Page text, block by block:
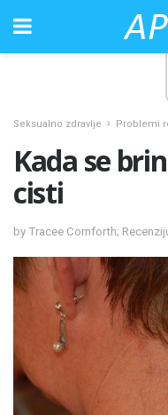
Seksualno zdravlje Problemi
Kada se
cisti
by Tracee Cornforth;